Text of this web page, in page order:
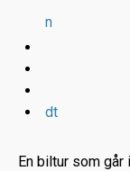
n
dt
En biltur som går